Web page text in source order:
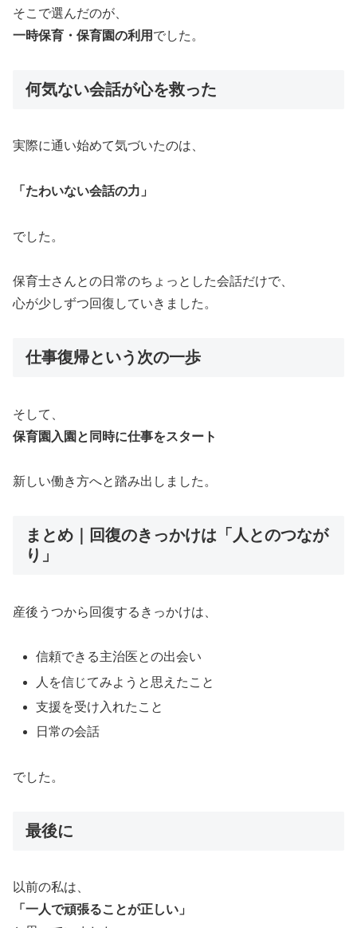
そこで選んだのが、
一時保育・保育園の利用 でした。
何気ない会話が心を救った
実際に通い始めて気づいたのは、
「たわいない会話の力」
でした。
保育士さんとの日常のちょっとした会話だけで、
心が少しずつ回復していきました。
仕事復帰という次の一歩
そして、
保育園入園と同時に仕事をスタート
新しい働き方へと踏み出しました。
まとめ｜回復のきっかけは「人とのつなが
り」
産後うつから回復するきっかけは、
信頼できる主治医との出会い
人を信じてみようと思えたこと
支援を受け入れたこと
日常の会話
でした。
最後に
以前の私は、
「一人で頑張ることが正しい」